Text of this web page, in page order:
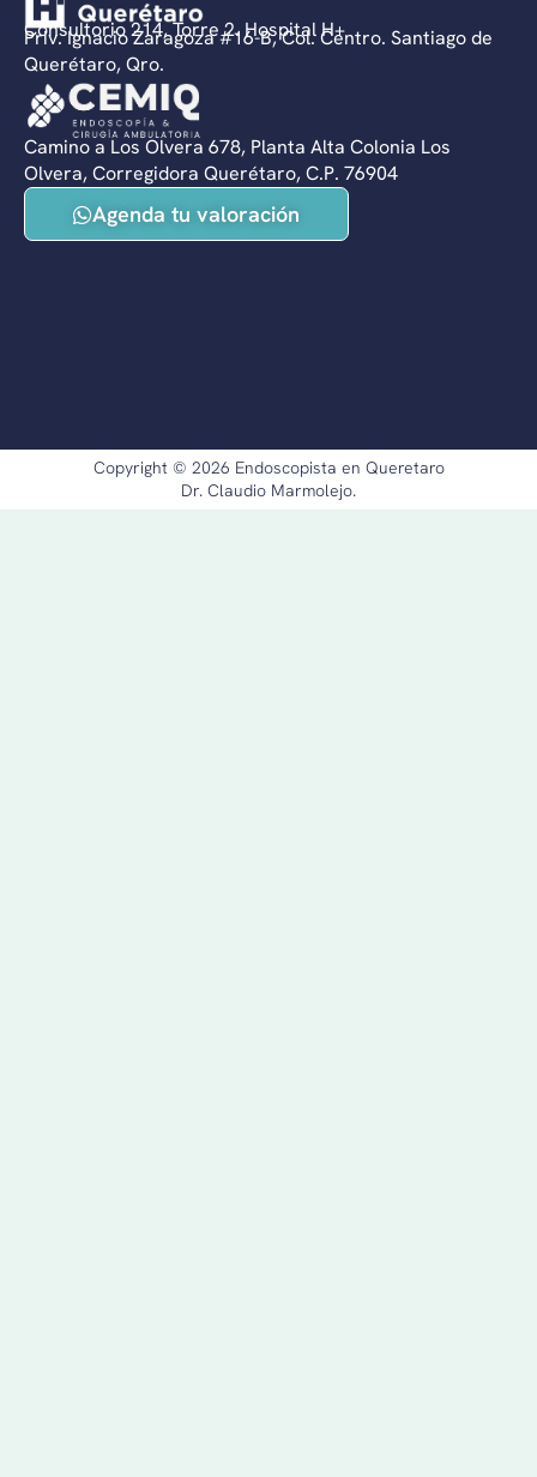
Consultorio 214, Torre 2. Hospital H+
Priv. Ignacio Zaragoza #16-B, Col. Centro. Santiago de
Querétaro, Qro.
Camino a Los Olvera 678, Planta Alta Colonia Los
Olvera, Corregidora Querétaro, C.P. 76904
Agenda tu valoración
Copyright © 2026 Endoscopista en Queretaro
Dr. Claudio Marmolejo.